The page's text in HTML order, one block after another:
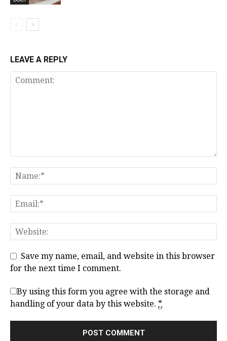
LEAVE A REPLY
Save my name, email, and website in this browser
for the next time I comment.
By using this form you agree with the storage and
handling of your data by this website. *